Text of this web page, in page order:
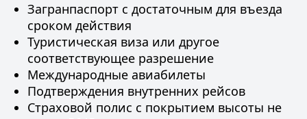
Загранпаспорт с достаточным для въезда
сроком действия
Туристическая виза или другое
соответствующее разрешение
Международные авиабилеты
Подтверждения внутренних рейсов
Страховой полис с покрытием высоты не